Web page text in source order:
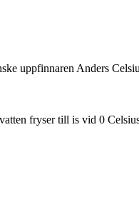
uppfinnaren Anders
fryser till is vid 0